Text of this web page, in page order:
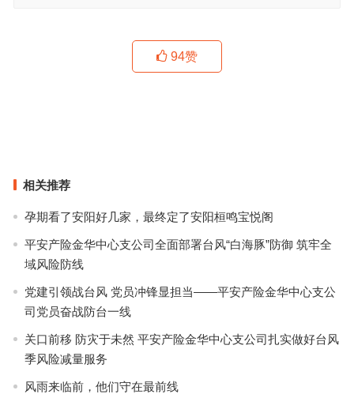
94赞
相关推荐
孕期看了安阳好几家，最终定了安阳桓鸣宝悦阁
平安产险金华中心支公司全面部署台风“白海豚”防御 筑牢全
域风险防线
党建引领战台风 党员冲锋显担当——平安产险金华中心支公
司党员奋战防台一线
关口前移 防灾于未然 平安产险金华中心支公司扎实做好台风
季风险减量服务
风雨来临前，他们守在最前线